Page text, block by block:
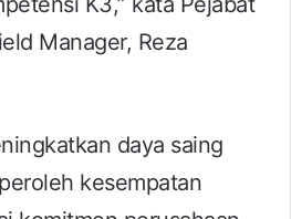
Manager, Reza
daya saing
kesempatan